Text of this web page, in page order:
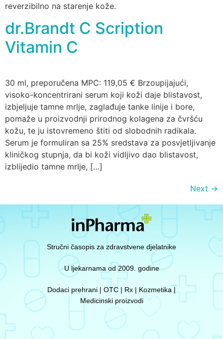
reverzibilno na starenje kože.
dr.Brandt C Scription
Vitamin C
30 ml, preporučena MPC: 119,05 € Brzoupijajući,
visoko-koncentrirani serum koji koži daje blistavost,
izbjeljuje tamne mrlje, zaglađuje tanke linije i bore,
pomaže u proizvodnji prirodnog kolagena za čvršću
kožu, te ju istovremeno štiti od slobodnih radikala.
Serum je formuliran sa 25% sredstava za posvjetljivanje
kliničkog stupnja, da bi koži vidljivo dao blistavost,
izblijedio tamne mrlje, […]
Next →
Stručni časopis za zdravstvene djelatnike
U ljekarnama od 2009. godine
Dodaci prehrani | OTC | Rx | Kozmetika |
Medicinski proizvodi